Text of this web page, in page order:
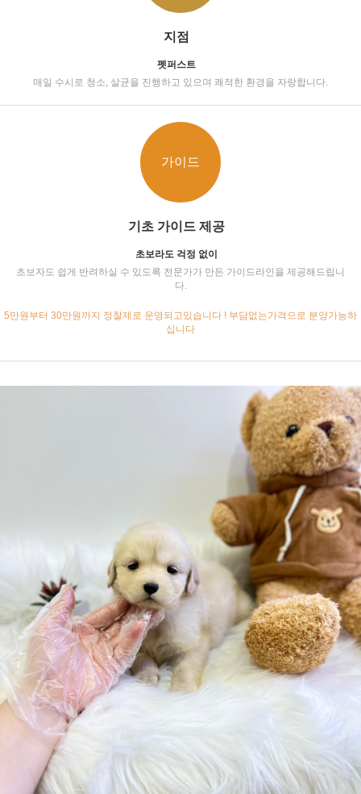
지점
펫퍼스트
매일 수시로 청소, 살균을 진행하고 있으며 쾌적한 환경을 자랑합니다.
가이드
기초 가이드 제공
초보라도 걱정 없이
초보자도 쉽게 반려하실 수 있도록 전문가가 만든 가이드라인을 제공해드립니
다.
5만원부터 30만원까지 정찰제로 운영되고있습니다 ! 부담없는가격으로 분양가능하
십니다